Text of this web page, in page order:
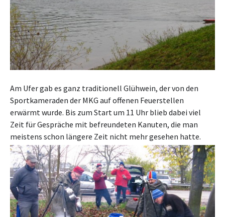
Am Ufer gab es ganz traditionell Glühwein, der von den
Sportkameraden der MKG auf offenen Feuerstellen
erwärmt wurde. Bis zum Start um 11 Uhr blieb dabei viel
Zeit für Gespräche mit befreundeten Kanuten, die man
meistens schon längere Zeit nicht mehr gesehen hatte.